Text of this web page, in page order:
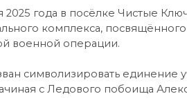
года в посёлке Чистые
комплекса,
военной операции.
символизировать единение
с Ледового побоища